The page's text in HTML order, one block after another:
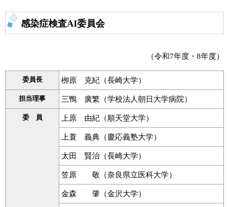
感染症検査AI委員会
（令和7年度・8年度）
委員長 栁原 克紀（長崎大学）
担当理事 三鴨 廣繁（学校法人朝日大学病院）
委 員 上原 由紀（順天堂大学）
上蓑 義典（慶応義塾大学）
太田 賢治（長崎大学）
笠原 敬（奈良県立医科大学）
金森 肇（金沢大学）